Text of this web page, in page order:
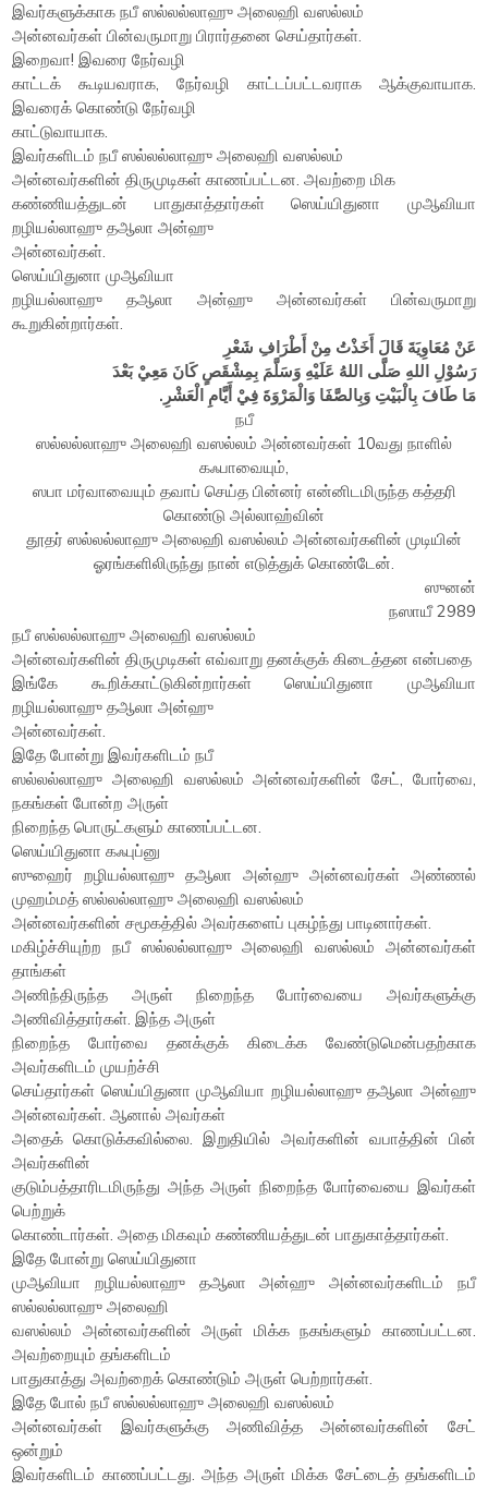
இவர்களுக்காக நபீ ஸல்லல்லாஹு அலைஹி வஸல்லம்
அன்னவர்கள் பின்வருமாறு பிரார்தனை செய்தார்கள்.
இறைவா! இவரை நேர்வழி
காட்டக் கூடியவராக, நேர்வழி காட்டப்பட்டவராக ஆக்குவாயாக.
இவரைக் கொண்டு நேர்வழி
காட்டுவாயாக.
இவர்களிடம் நபீ ஸல்லல்லாஹு அலைஹி வஸல்லம்
அன்னவர்களின் திருமுடிகள் காணப்பட்டன. அவற்றை மிக
கண்ணியத்துடன் பாதுகாத்தார்கள் ஸெய்யிதுனா முஆவியா
றழியல்லாஹு தஆலா அன்ஹு
அன்னவர்கள்.
ஸெய்யிதுனா முஆவியா
றழியல்லாஹு தஆலா அன்ஹு அன்னவர்கள் பின்வருமாறு
கூறுகின்றார்கள்.
عَنْ مُعَاوِيَةَ قَالَ أَخَذْتُ مِنْ أَطْرَافِ شَعْرِ
رَسُوْلِ اللهِ صَلَّى اللهُ عَلَيْهِ وَسَلَّمَ بِمِشْقَصٍ كَانَ مَعِيْ بَعْدَ
مَا طَافَ بِالْبَيْتِ وَبِالصَّفَا وَالْمَرْوَةَ فِيْ أَيَّامِ الْعَشْرِ.
நபீ
ஸல்லல்லாஹு அலைஹி வஸல்லம் அன்னவர்கள் 10வது நாளில்
கஃபாவையும்,
ஸபா மர்வாவையும் தவாப் செய்த பின்னர் என்னிடமிருந்த கத்தரி
கொண்டு அல்லாஹ்வின்
தூதர் ஸல்லல்லாஹு அலைஹி வஸல்லம் அன்னவர்களின் முடியின்
ஓரங்களிலிருந்து நான் எடுத்துக் கொண்டேன்.
ஸுனன்
நஸாயீ 2989
நபீ ஸல்லல்லாஹு அலைஹி வஸல்லம்
அன்னவர்களின் திருமுடிகள் எவ்வாறு தனக்குக் கிடைத்தன என்பதை
இங்கே கூறிக்காட்டுகின்றார்கள் ஸெய்யிதுனா முஆவியா
றழியல்லாஹு தஆலா அன்ஹு
அன்னவர்கள்.
இதே போன்று இவர்களிடம் நபீ
ஸல்லல்லாஹு அலைஹி வஸல்லம் அன்னவர்களின் சேட், போர்வை,
நகங்கள் போன்ற அருள்
நிறைந்த பொருட்களும் காணப்பட்டன.
ஸெய்யிதுனா கஃபுப்னு
ஸுஹைர் றழியல்லாஹு தஆலா அன்ஹு அன்னவர்கள் அண்ணல்
முஹம்மத் ஸல்லல்லாஹு அலைஹி வஸல்லம்
அன்னவர்களின் சமூகத்தில் அவர்களைப் புகழ்ந்து பாடினார்கள்.
மகிழ்ச்சியுற்ற நபீ ஸல்லல்லாஹு அலைஹி வஸல்லம் அன்னவர்கள்
தாங்கள்
அணிந்திருந்த அருள் நிறைந்த போர்வையை அவர்களுக்கு
அணிவித்தார்கள். இந்த அருள்
நிறைந்த போர்வை தனக்குக் கிடைக்க வேண்டுமென்பதற்காக
அவர்களிடம் முயற்ச்சி
செய்தார்கள் ஸெய்யிதுனா முஆவியா றழியல்லாஹு தஆலா அன்ஹு
அன்னவர்கள். ஆனால் அவர்கள்
அதைக் கொடுக்கவில்லை. இறுதியில் அவர்களின் வபாத்தின் பின்
அவர்களின்
குடும்பத்தாரிடமிருந்து அந்த அருள் நிறைந்த போர்வையை இவர்கள்
பெற்றுக்
கொண்டார்கள். அதை மிகவும் கண்ணியத்துடன் பாதுகாத்தார்கள்.
இதே போன்று ஸெய்யிதுனா
முஆவியா றழியல்லாஹு தஆலா அன்ஹு அன்னவர்களிடம் நபீ
ஸல்லல்லாஹு அலைஹி
வஸல்லம் அன்னவர்களின் அருள் மிக்க நகங்களும் காணப்பட்டன.
அவற்றையும் தங்களிடம்
பாதுகாத்து அவற்றைக் கொண்டும் அருள் பெற்றார்கள்.
இதே போல் நபீ ஸல்லல்லாஹு அலைஹி வஸல்லம்
அன்னவர்கள் இவர்களுக்கு அணிவித்த அன்னவர்களின் சேட்
ஒன்றும்
இவர்களிடம் காணப்பட்டது. அந்த அருள் மிக்க சேட்டைத் தங்களிடம்